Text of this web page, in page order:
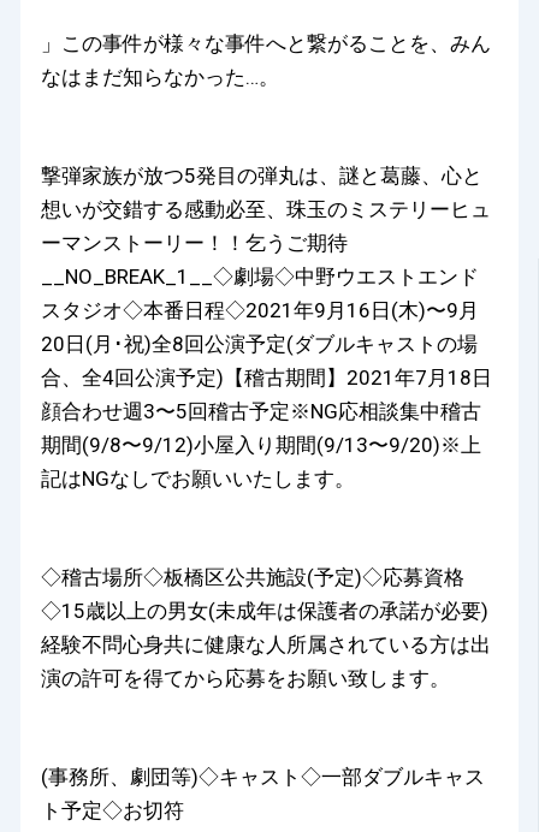
」この事件が様々な事件へと繋がることを、みん
なはまだ知らなかった…。
撃弾家族が放つ5発目の弾丸は、謎と葛藤、心と
想いが交錯する感動必至、珠玉のミステリーヒュ
ーマンストーリー！！乞うご期待
__NO_BREAK_1__◇劇場◇中野ウエストエンド
スタジオ◇本番日程◇2021年9月16日(木)〜9月
20日(月･祝)全8回公演予定(ダブルキャストの場
合、全4回公演予定)【稽古期間】2021年7月18日
顔合わせ週3〜5回稽古予定※NG応相談集中稽古
期間(9/8〜9/12)小屋入り期間(9/13〜9/20)※上
記はNGなしでお願いいたします。
◇稽古場所◇板橋区公共施設(予定)◇応募資格
◇15歳以上の男女(未成年は保護者の承諾が必要)
経験不問心身共に健康な人所属されている方は出
演の許可を得てから応募をお願い致します。
(事務所、劇団等)◇キャスト◇一部ダブルキャス
ト予定◇お切符